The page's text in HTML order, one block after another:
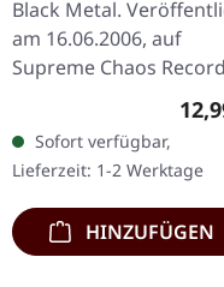
Black Metal.
am 16.06.2006, auf
Supreme Chaos
CD im Jewelcase mit
seitigem Booklet. Als
Agrypnie 2006 „F51.4"…
Sofort verfügbar,
Lieferzeit: 1-2 Werktage
HINZUFÜGEN